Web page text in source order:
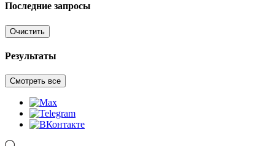
Последние запросы
Очистить
Результаты
Смотреть все